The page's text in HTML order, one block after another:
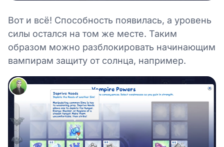
Вот и всё! Способность появилась, а уровень
силы остался на том же месте. Таким
образом можно разблокировать начинающим
вампирам защиту от солнца, например.